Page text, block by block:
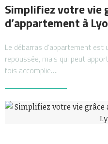
Simplifiez votre vie
d’appartement à
Le débarras d’appartement
repoussée, mais qui peut
fois accomplie….